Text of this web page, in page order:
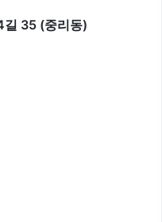
길 35 (중리동)